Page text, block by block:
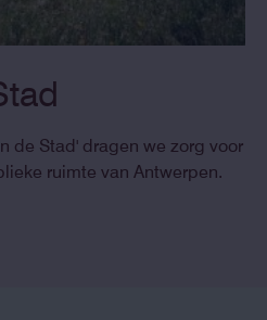
de Stad' dragen we zorg voor
ruimte van Antwerpen.